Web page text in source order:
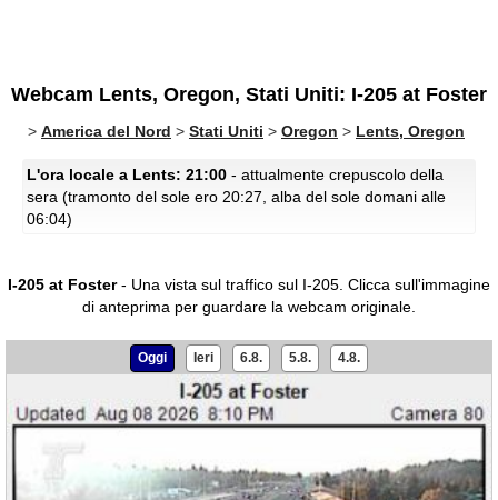
Webcam Lents, Oregon, Stati Uniti: I-205 at Foster
> America del Nord > Stati Uniti > Oregon > Lents, Oregon
L'ora locale a Lents: 21:00 - attualmente crepuscolo della
sera (tramonto del sole ero 20:27, alba del sole domani alle
06:04)
I-205 at Foster- Una vista sul traffico sul I-205. Clicca sull'immagine
di anteprima per guardare la webcam originale.
Oggi Ieri 6.8. 5.8. 4.8.